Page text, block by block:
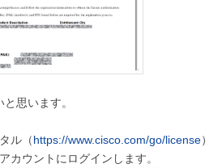
思います。
ル（https://www.cisco.com/go/license）
カウントにログインします。